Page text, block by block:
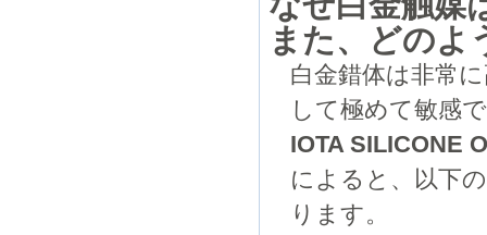
また、どのよ
白金錯体は非常
して極めて敏感
IOTA SILICONE
によると、以下
ります。